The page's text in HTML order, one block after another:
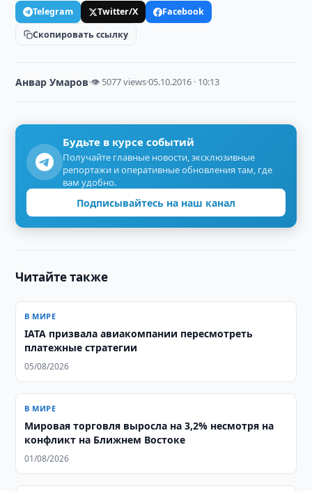
Telegram Twitter/X
Facebook
Скопировать ссылку
Анвар Умаров·👁 5077 views·05.10.2016 · 10:13
Будьте в курсе событий
Получайте главные новости, эксклюзивные
репортажи и оперативные обновления там, где
вам удобно.
Подписывайтесь на наш канал
Читайте также
В МИРЕ
IATA призвала авиакомпании пересмотреть
платежные стратегии
05/08/2026
В МИРЕ
Мировая торговля выросла на 3,2% несмотря на
конфликт на Ближнем Востоке
01/08/2026